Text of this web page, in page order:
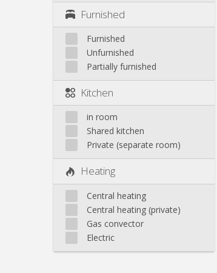
Furnished
Furnished
Unfurnished
Partially furnished
Kitchen
in room
Shared kitchen
Private (separate room)
Heating
Central heating
Central heating (private)
Gas convector
Electric